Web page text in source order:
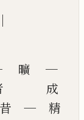
曠 ─
成
─ 精